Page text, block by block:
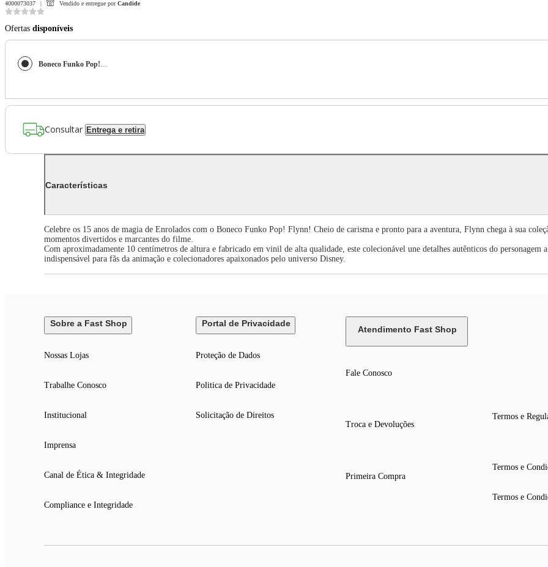
4000073037 Vendido e entregue por Candide
Ofertas disponíveis
Boneco Funko Pop! Disney Enrolados - Flynn
Consultar Entrega e retira
Características
Celebre os 15 anos de magia de Enrolados com o Boneco Funko Pop! Flynn! Cheio de carisma e pronto para a aventura, Flynn chega à sua
momentos divertidos e marcantes do filme.
Com aproximadamente 10 centímetros de altura e fabricado em vinil de alta qualidade, este colecionável une detalhes autênticos do
indispensável para fãs da animação e colecionadores apaixonados pelo universo Disney.
Sobre a Fast Shop
Nossas Lojas
Trabalhe Conosco
Institucional
Imprensa
Canal de Ética & Integridade
Compliance e Integridade
Portal de Privacidade
Proteção de Dados
Politica de Privacidade
Solicitação de Direitos
Atendimento Fast Shop
Fale Conosco
Troca e Devoluções
Primeira Compra
Termos e
Termos e
Termos e